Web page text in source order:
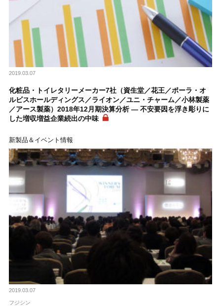
2019.03.07
化粧品・トイレタリーメーカー7社（資生堂／花王／ポーラ・オ
ルビスホールディングス／ライオン／ユニ・チャーム／小林製薬
／アース製薬）2018年12月期決算分析 ― 不安要因を浮き彫りに
した増収増益企業続出の中味
新製品＆イベント情報
2019.03.07
フジシン